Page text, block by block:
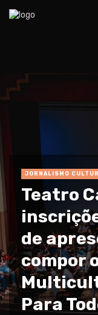
JORNALISMO
Teatro
de
compor
Para